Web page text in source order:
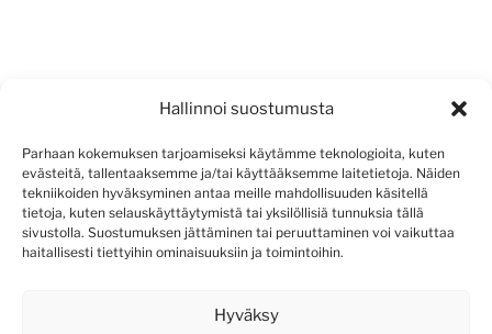
Hallinnoi suostumusta
Parhaan kokemuksen tarjoamiseksi käytämme teknologioita, kuten
evästeitä, tallentaaksemme ja/tai käyttääksemme laitetietoja. Näiden
tekniikoiden hyväksyminen antaa meille mahdollisuuden käsitellä
tietoja, kuten selauskäyttäytymistä tai yksilöllisiä tunnuksia tällä
sivustolla. Suostumuksen jättäminen tai peruuttaminen voi vaikuttaa
haitallisesti tiettyihin ominaisuuksiin ja toimintoihin.
Hyväksy
Sisältösyöte
Kommenttisyöte